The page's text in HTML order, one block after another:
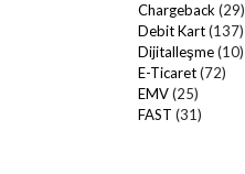
Chargeback (29)
Debit Kart(137)
Dijitalleşme(10)
E-Ticaret(72)
EMV(25)
FAST (31)